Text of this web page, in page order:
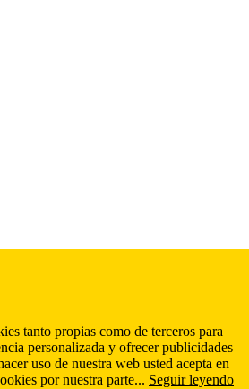
tanto propias como de terceros para
personalizada y ofrecer publicidades
uso de nuestra web usted acepta en
por nuestra parte... Seguir leyendo